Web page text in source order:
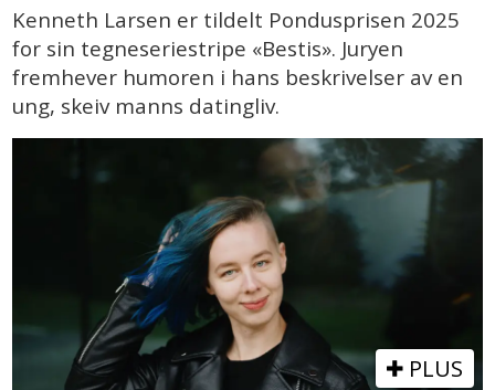
Kenneth Larsen er tildelt Pondusprisen 2025
for sin tegneseriestripe «Bestis». Juryen
fremhever humoren i hans beskrivelser av en
ung, skeiv manns datingliv.
PLUS